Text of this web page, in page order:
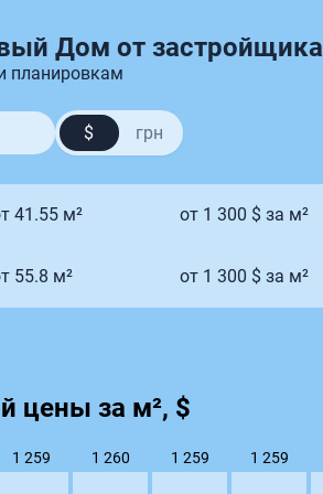
Дом от застройщика
планировкам
$ грн
41.55 м² от 1 300 $ за м²
55.8 м² от 1 300 $ за м²
цены за м², $
1 259 1 260 1 259 1 259